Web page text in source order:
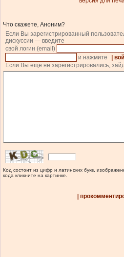
Что скажете, Аноним?
Если Вы зарегистрированный
дискуссии — введите
свой логин (email)
и нажмите
|
Если Вы еще не зарегистрировались,
Код состоит из цифр и латинских букв,
кода кликните на картинке.
|